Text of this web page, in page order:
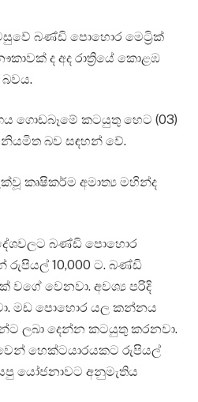
බණ්ඩි පොහොර මෙට්‍රික්
ද අද රාත්‍රියේ කොළඹ
ගොඩබෑමේ කටයුතු හෙට (03)
බව සඳහන් වේ.
කෘෂිකර්ම අමාත්‍ය මහින්ද
බණ්ඩි පොහොර
රුපියල් 10,000 ට. බණ්ඩි
වගේ වෙනවා. අවශ්‍ය පරිදි
මඩ පොහොර යල කන්නය
ලබා දෙන්න කටයුතු කරනවා.
හෙක්ටයාරයකට රුපියල්
යෝජනාවට අනුමැතිය